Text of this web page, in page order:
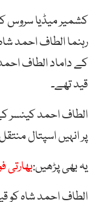
کشمیر میڈیا سروس
رہنما الطاف احمد
قید تھے۔
الطاف احمد کینسر
پر انہیں اسپتال
یہ بھی پڑھیں:بھارتی فوج نے 4
الطاف احمد شاہ کو